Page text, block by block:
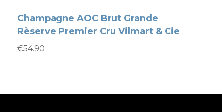
Champagne AOC Brut Grande
Rèserve Premier Cru Vilmart & Cie
€54.90